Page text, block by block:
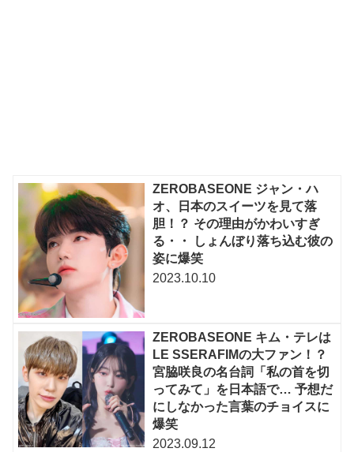
ZEROBASEONE ジャン・ハ
オ、日本のスイーツを見て落
胆！？ その理由がかわいすぎ
る・・ しょんぼり落ち込む彼の
姿に爆笑
2023.10.10
ZEROBASEONE キム・テレは
LE SSERAFIMの大ファン！？
宮脇咲良の名台詞「私の首を切
ってみて」を日本語で… 予想だ
にしなかった言葉のチョイスに
爆笑
2023.09.12